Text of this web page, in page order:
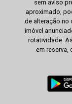
sem aviso
aproximado,
de alteração no
imóvel
rotatividade.
em reserva,